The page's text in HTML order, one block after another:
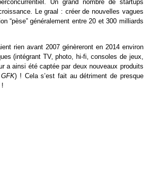
Un grand nombre de startups
Le graal : créer de nouvelles vagues
“pèse” généralement entre 20 et 300 milliards
rien avant 2007 génèreront en 2014 environ
(intégrant TV, photo, hi-fi, consoles de jeux,
a ainsi été captée par deux nouveaux produits
) ! Cela s’est fait au détriment de presque
!